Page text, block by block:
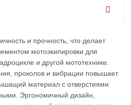
и прочность, что делает
мотоэкипировки для
и другой мототехнике.
проколов и вибрации повышает
материал с отверстиями
Эргономичный дизайн,